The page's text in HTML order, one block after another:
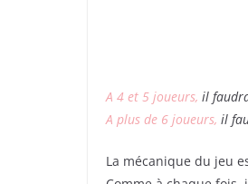
A 4 et 5 joueurs, il
A plus de 6 joueurs, il
La mécanique du jeu